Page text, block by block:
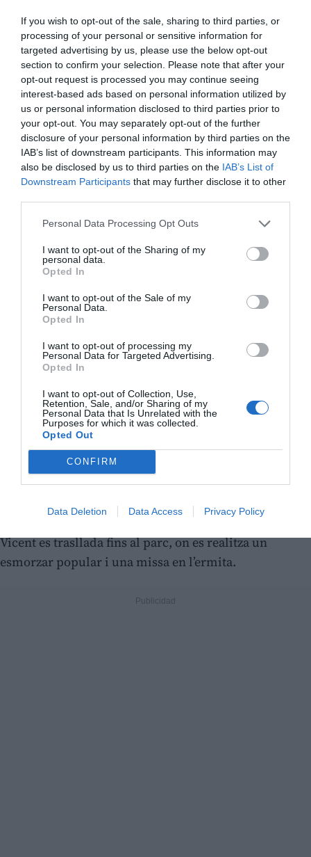
If you wish to opt-out of the sale, sharing to third parties, or
processing of your personal or sensitive information for
targeted advertising by us, please use the below opt-out
section to confirm your selection. Please note that after your
opt-out request is processed you may continue seeing
interest-based ads based on personal information utilized by
us or personal information disclosed to third parties prior to
your opt-out. You may separately opt-out of the further
disclosure of your personal information by third parties on the
IAB’s list of downstream participants. This information may
also be disclosed by us to third parties on the IAB’s List of
Downstream Participants that may further disclose it to other
Personal Data Processing Opt Outs
I want to opt-out of the Sharing of my
personal data.
Opted In
I want to opt-out of the Sale of my
Personal Data.
Opted In
I want to opt-out of processing my
Personal Data for Targeted Advertising.
Opted In
I want to opt-out of Collection, Use,
Retention, Sale, and/or Sharing of my
Personal Data that Is Unrelated with the
Purposes for which it was collected.
Opted Out
CONFIRM
Data Deletion Data Access Privacy Policy
La rogativa, acte central de les festes
El dilluns 13 d’abril, dia del copatró, tindrà lloc la
Vicent es trasllada fins al parc, on es realitza un
esmorzar popular i una missa en l’ermita.